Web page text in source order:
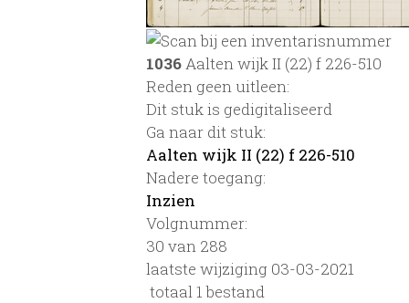
1036Aalten wijk II (22) f 226-510
Reden geen uitleen:
Dit stuk is gedigitaliseerd
Ga naar dit stuk:
Aalten wijk II (22) f 226-510
Nadere toegang:
Inzien
Volgnummer:
30 van 288
laatste wijziging 03-03-2021
totaal 1 bestand